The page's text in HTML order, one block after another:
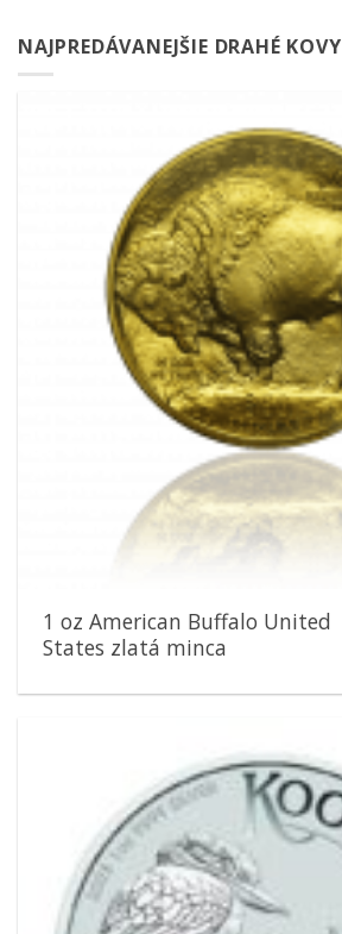
NAJPREDÁVANEJŠIE DRAHÉ KOVY
1 oz American Buffalo United
States zlatá minca